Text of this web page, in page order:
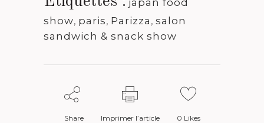
show, paris, Parizza , salon
sandwich & snack show
Share Imprimer l’article 0 Likes